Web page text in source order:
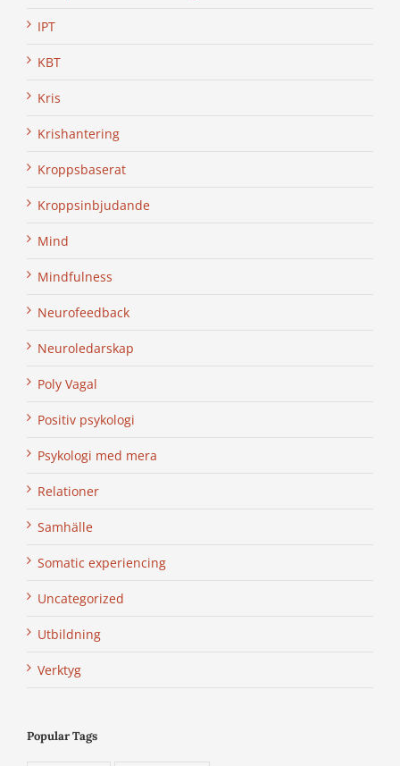
IPT
KBT
Kris
Krishantering
Kroppsbaserat
Kroppsinbjudande
Mind
Mindfulness
Neurofeedback
Neuroledarskap
Poly Vagal
Positiv psykologi
Psykologi med mera
Relationer
Samhälle
Somatic experiencing
Uncategorized
Utbildning
Verktyg
Popular Tags